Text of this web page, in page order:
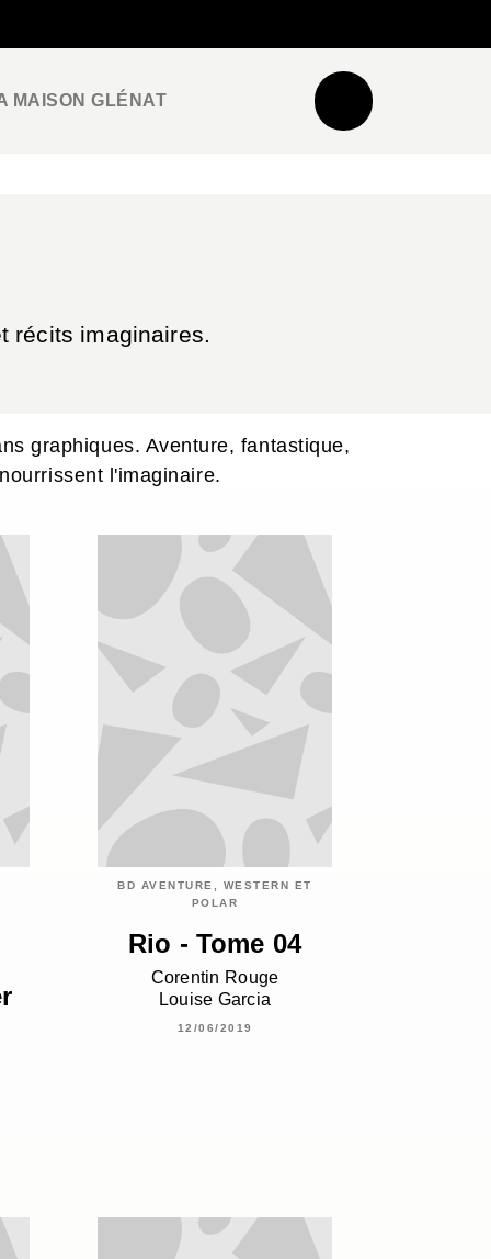
MAISON GLÉNAT
récits imaginaires.
graphiques. Aventure, fantastique,
l'imaginaire.
BD AVENTURE, WESTERN ET
POLAR
Rio - Tome 04
Corentin Rouge
Louise Garcia
12/06/2019